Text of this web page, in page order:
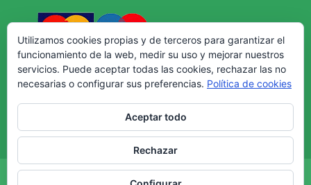
Copyright © - Web creada por Diseño Web Granada.
Utilizamos cookies propias y de terceros para garantizar el
funcionamiento de la web, medir su uso y mejorar nuestros
servicios. Puede aceptar todas las cookies, rechazar las no
necesarias o configurar sus preferencias. Política de cookies
Aceptar todo
Rechazar